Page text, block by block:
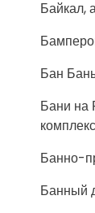
Байкал,
Бан
Бани на
комплекс
Банно-
Банный